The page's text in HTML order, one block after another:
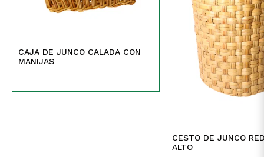
CAJA DE JUNCO CALADA CON
MANIJAS
CESTO DE JUNCO
ALTO